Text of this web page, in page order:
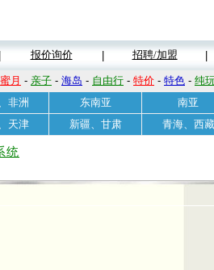
报价询价 招聘/加盟
蜜月 - 亲子 - 海岛 - 自由行 - 特价 - 特色 - 纯
非洲 东南亚 南亚
天津 新疆、甘肃 青海、西藏
统